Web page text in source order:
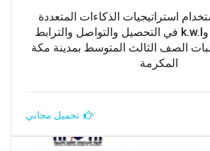
استراتيجيات الذكاءات المتعددة
والقبعات الست وk.w.l في التحصيل والتواصل والترابط
الصف الثالث المتوسط بمدينة مكة
المكرمة
تحميل مجاني